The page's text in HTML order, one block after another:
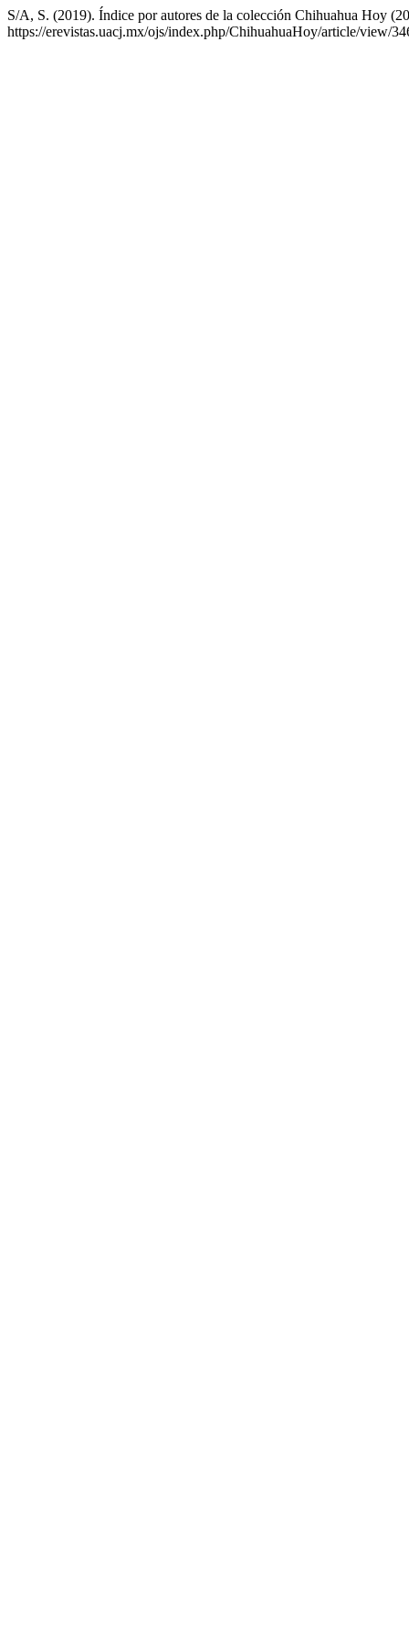
S/A, S. (2019). Índice por autores de la colección Chihuahua Hoy
https://erevistas.uacj.mx/ojs/index.php/ChihuahuaHoy/article/view/